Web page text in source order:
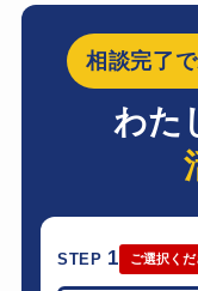
相談完了
わた
STEP 1 ご選択く